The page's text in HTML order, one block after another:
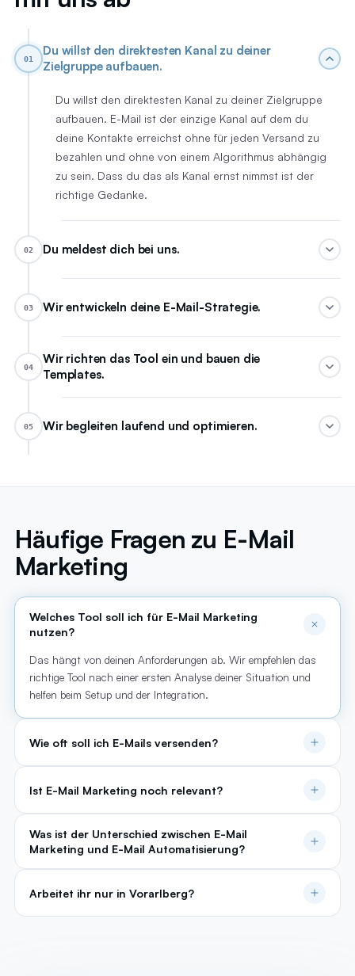
01
Du willst den direktesten Kanal zu deiner
Zielgruppe aufbauen.
Du willst den direktesten Kanal zu deiner Zielgruppe
aufbauen. E-Mail ist der einzige Kanal auf dem du
deine Kontakte erreichst ohne für jeden Versand zu
bezahlen und ohne von einem Algorithmus abhängig
zu sein. Dass du das als Kanal ernst nimmst ist der
richtige Gedanke.
02 Du meldest dich bei uns.
03 Wir entwickeln deine E-Mail-Strategie.
04
Wir richten das Tool ein und bauen die
Templates.
05 Wir begleiten laufend und optimieren.
Häufige Fragen zu E-Mail
Marketing
Welches Tool soll ich für E-Mail Marketing
nutzen?
Das hängt von deinen Anforderungen ab. Wir empfehlen das
richtige Tool nach einer ersten Analyse deiner Situation und
helfen beim Setup und der Integration.
Wie oft soll ich E-Mails versenden?
Ist E-Mail Marketing noch relevant?
Was ist der Unterschied zwischen E-Mail
Marketing und E-Mail Automatisierung?
Arbeitet ihr nur in Vorarlberg?